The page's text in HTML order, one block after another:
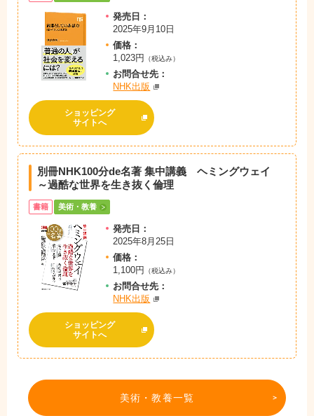
発売日：
2025年9月10日
価格：
1,023円
（税込み）
お問合せ先：
NHK出版
ショッピング
サイトへ
別冊NHK100分de名著 集中講義 ヘミングウェイ
～過酷な世界を生き抜く倫理
書籍 美術・教養
発売日：
2025年8月25日
価格：
1,100円
（税込み）
お問合せ先：
NHK出版
ショッピング
サイトへ
美術・教養一覧